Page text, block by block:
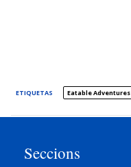
ETIQUETAS Eatable Adventures
Seccions